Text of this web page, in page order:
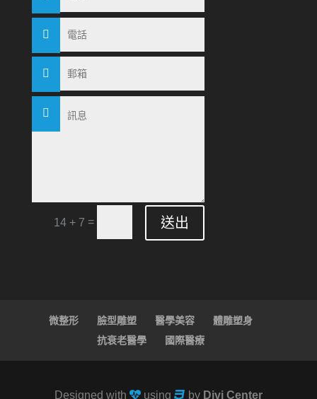
14 + 7 = 送出
微整形 臉型雕塑 醫學美容
體雕塑身
抗衰老醫學
國際醫療
Designed with using by Divi Center